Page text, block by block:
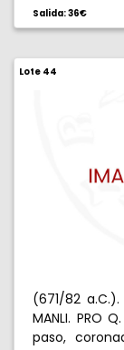
Salida: 36€
Lote 44
(671/82
MANLI. PRO
paso,